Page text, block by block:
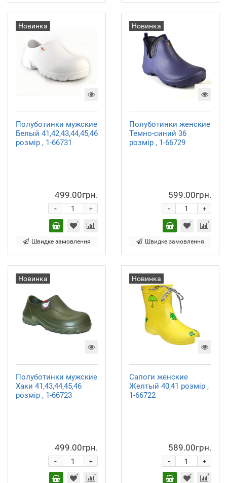
Новинка
Полуботинки мужские
Белый 41,42,43,44,45,46
розмір , 1-66731
499.00грн.
+
-
Швидке замовлення
Новинка
Полуботинки женские
Темно-синий 36
розмір , 1-66729
599.00грн.
+
-
Швидке замовлення
Новинка
Полуботинки мужские
Хаки 41,43,44,45,46
розмір , 1-66723
499.00грн.
+
-
Новинка
Сапоги женские
Желтый 40,41 розмір ,
1-66722
589.00грн.
+
-